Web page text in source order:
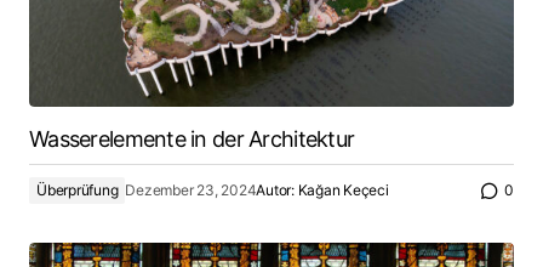
Wasserelemente in der Architektur
Überprüfung Dezember 23, 2024Autor: Kağan Keçeci 0